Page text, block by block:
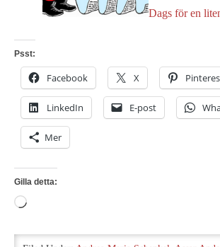
Dags för en
Psst:
Facebook X
LinkedIn E-post
Mer
Gilla detta:
Laddar
…